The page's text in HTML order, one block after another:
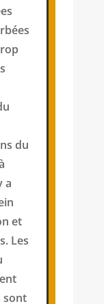
du
a
et
Les
sont